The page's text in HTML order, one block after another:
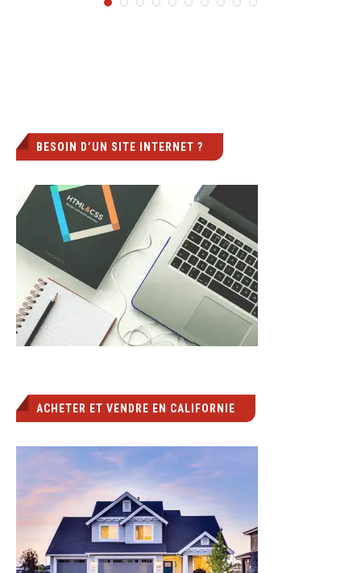
BESOIN D’UN SITE INTERNET ?
ACHETER ET VENDRE EN CALIFORNIE